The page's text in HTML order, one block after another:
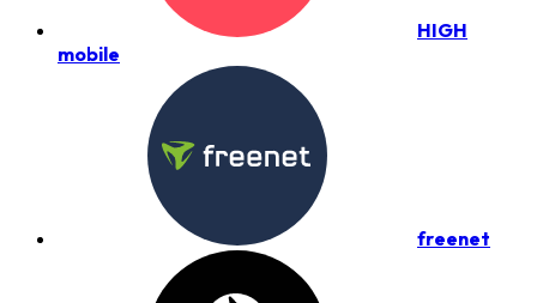
HIGH
mobile
freenet